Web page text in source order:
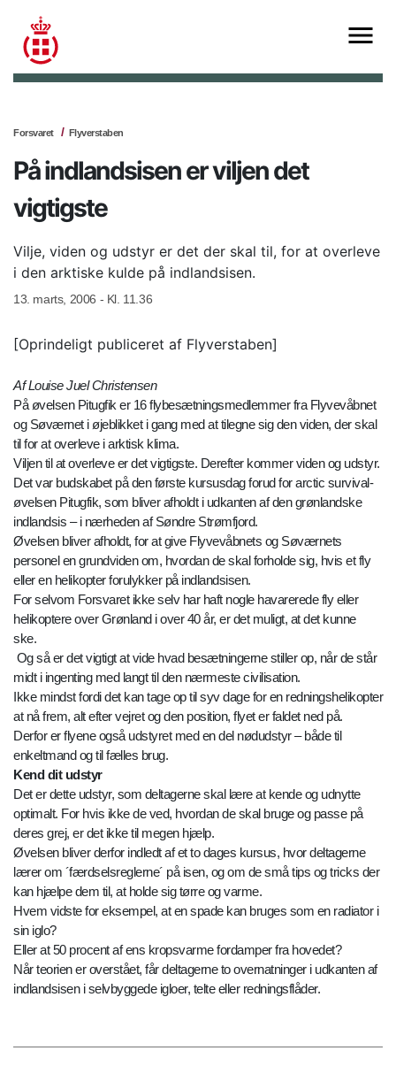
Forsvaret Flyverstaben
På indlandsisen er viljen det
vigtigste
Vilje, viden og udstyr er det der skal til, for at overleve
i den arktiske kulde på indlandsisen.
13. marts, 2006 - Kl. 11.36
[Oprindeligt publiceret af Flyverstaben]
Af Louise Juel Christensen
På øvelsen Pitugfik er 16 flybesætningsmedlemmer fra Flyvevåbnet
og Søværnet i øjeblikket i gang med at tilegne sig den viden, der skal
til for at overleve i arktisk klima.
Viljen til at overleve er det vigtigste. Derefter kommer viden og udstyr.
Det var budskabet på den første kursusdag forud for arctic survival-
øvelsen Pitugfik, som bliver afholdt i udkanten af den grønlandske
indlandsis – i nærheden af Søndre Strømfjord.
Øvelsen bliver afholdt, for at give Flyvevåbnets og Søværnets
personel en grundviden om, hvordan de skal forholde sig, hvis et fly
eller en helikopter forulykker på indlandsisen.
For selvom Forsvaret ikke selv har haft nogle havarerede fly eller
helikoptere over Grønland i over 40 år, er det muligt, at det kunne
ske.
Og så er det vigtigt at vide hvad besætningerne stiller op, når de står
midt i ingenting med langt til den nærmeste civilisation.
Ikke mindst fordi det kan tage op til syv dage for en redningshelikopter
at nå frem, alt efter vejret og den position, flyet er faldet ned på.
Derfor er flyene også udstyret med en del nødudstyr – både til
enkeltmand og til fælles brug.
Kend dit udstyr
Det er dette udstyr, som deltagerne skal lære at kende og udnytte
optimalt. For hvis ikke de ved, hvordan de skal bruge og passe på
deres grej, er det ikke til megen hjælp.
Øvelsen bliver derfor indledt af et to dages kursus, hvor deltagerne
lærer om ´færdselsreglerne´ på isen, og om de små tips og tricks der
kan hjælpe dem til, at holde sig tørre og varme.
Hvem vidste for eksempel, at en spade kan bruges som en radiator i
sin iglo?
Eller at 50 procent af ens kropsvarme fordamper fra hovedet?
Når teorien er overstået, får deltagerne to overnatninger i udkanten af
indlandsisen i selvbyggede igloer, telte eller redningsflåder.